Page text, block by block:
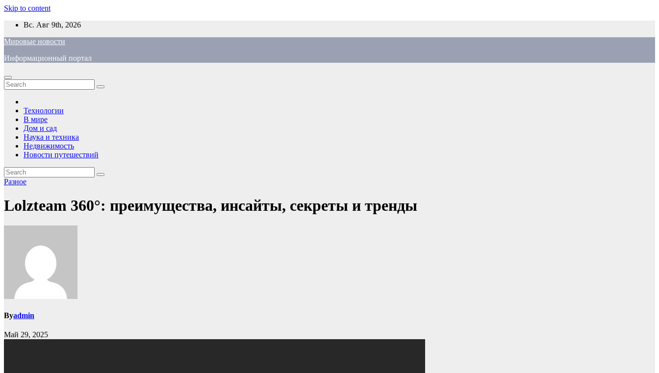
Skip to content
Вс. Авг 9th, 2026
Мировые новости
Информационный портал
Технологии
В мире
Дом и сад
Наука и техника
Недвижимость
Новости путешествий
Разное
Lolzteam 360°: преимущества, инсайты, секреты и тренды
Byadmin
Май 29, 2025